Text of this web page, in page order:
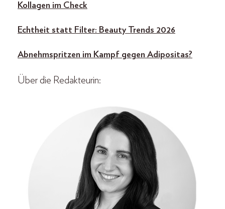
Kollagen im Check
Echtheit statt Filter: Beauty Trends 2026
Abnehmspritzen im Kampf gegen Adipositas?
Über die Redakteurin: